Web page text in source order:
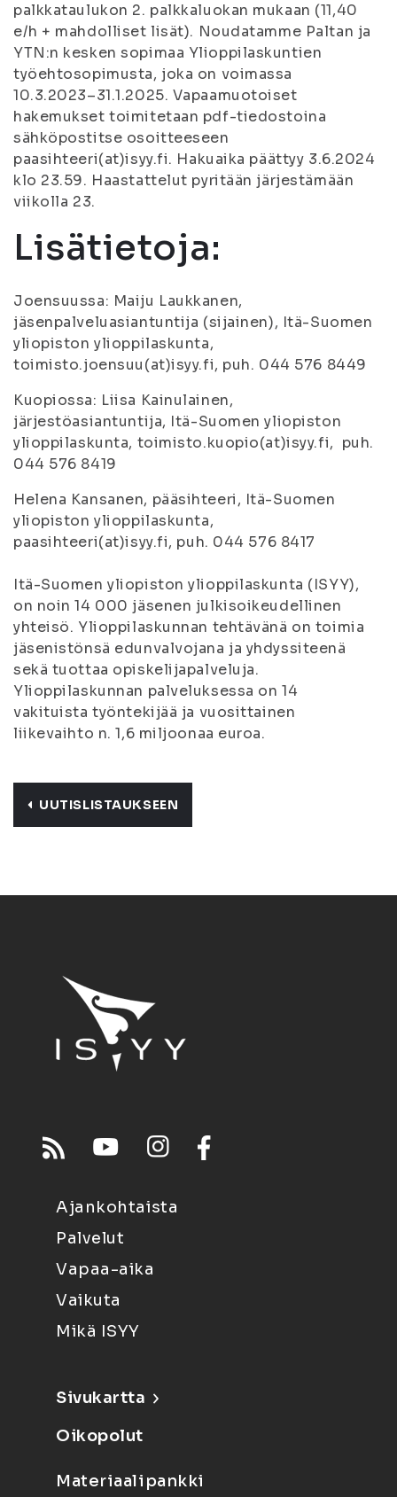
palkkataulukon 2. palkkaluokan mukaan (11,40
e/h + mahdolliset lisät). Noudatamme Paltan ja
YTN:n kesken sopimaa Ylioppilaskuntien
työehtosopimusta, joka on voimassa
10.3.2023–31.1.2025. Vapaamuotoiset
hakemukset toimitetaan pdf-tiedostoina
sähköpostitse osoitteeseen
paasihteeri(at)isyy.fi. Hakuaika päättyy 3.6.2024
klo 23.59. Haastattelut pyritään järjestämään
viikolla 23.
Lisätietoja:
Joensuussa: Maiju Laukkanen,
jäsenpalveluasiantuntija (sijainen), Itä-Suomen
yliopiston ylioppilaskunta,
toimisto.joensuu(at)isyy.fi, puh. 044 576 8449
Kuopiossa: Liisa Kainulainen,
järjestöasiantuntija, Itä-Suomen yliopiston
ylioppilaskunta, toimisto.kuopio(at)isyy.fi, puh.
044 576 8419
Helena Kansanen, pääsihteeri, Itä-Suomen
yliopiston ylioppilaskunta,
paasihteeri(at)isyy.fi, puh. 044 576 8417
Itä-Suomen yliopiston ylioppilaskunta (ISYY),
on noin 14 000 jäsenen julkisoikeudellinen
yhteisö. Ylioppilaskunnan tehtävänä on toimia
jäsenistönsä edunvalvojana ja yhdyssiteenä
sekä tuottaa opiskelijapalveluja.
Ylioppilaskunnan palveluksessa on 14
vakituista työntekijää ja vuosittainen
liikevaihto n. 1,6 miljoonaa euroa.
UUTISLISTAUKSEEN
Ajankohtaista
Palvelut
Vapaa-aika
Vaikuta
Mikä ISYY
Sivukartta
Oikopolut
Materiaalipankki